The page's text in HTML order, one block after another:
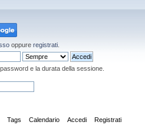
oppure registrati
e la durata della sessione.
Tags Calendario Accedi Registrati